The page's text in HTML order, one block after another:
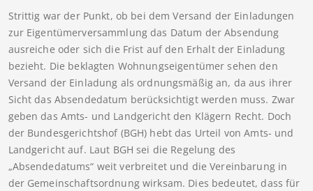
Strittig war der Punkt, ob bei dem Versand der Einladungen
zur Eigentümerversammlung das Datum der Absendung
ausreiche oder sich die Frist auf den Erhalt der Einladung
bezieht. Die beklagten Wohnungseigentümer sehen den
Versand der Einladung als ordnungsmäßig an, da aus ihrer
Sicht das Absendedatum berücksichtigt werden muss. Zwar
geben das Amts- und Landgericht den Klägern Recht. Doch
der Bundesgerichtshof (BGH) hebt das Urteil von Amts- und
Landgericht auf. Laut BGH sei die Regelung des
„Absendedatums“ weit verbreitet und die Vereinbarung in
der Gemeinschaftsordnung wirksam. Dies bedeutet, dass für